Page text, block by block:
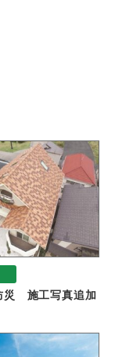
ップ
施工写真追加